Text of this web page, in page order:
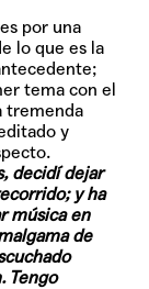
por una
lo que es la
tema con el
tremenda
y
decidí dejar
y ha
música en
de
Tengo